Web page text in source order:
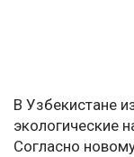
В Узбекистане
экологические
Согласно